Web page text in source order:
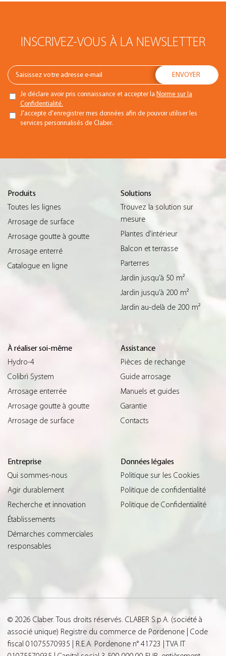
INSCRIVEZ-VOUS À LA NEWSLETTER
Je déclare avoir pris connaissance et accepter la Norme sur la
Confidentialité.
J'accepte d'enregistrer mes données afin de pouvoir utiliser les
services personnalisés de Claber.
Produits
Toutes les lignes
Arrosage de surface
Arrosage goutte à goutte
Arrosage enterré
Catalogue en ligne
Solutions
Trouvez la solution sur
mesure
Plantes d’intérieur
Balcon et terrasse
Parterres
Jardin jusqu’à 50 m²
Jardin jusqu’à 200 m²
Jardin au-delà de 200 m²
À réaliser soi-même
Hydro-4
Colibrì System
Arrosage enterrée
Arrosage goutte à goutte
Arrosage de surface
Assistance
Pièces de rechange
Guide arrosage
Manuels et guides
Garantie
Contacts
Entreprise
Qui sommes-nous
Agir durablement
Recherche et innovation
Établissements
Démarches commerciales
responsables
Données légales
Politique sur les Cookies
Politique de confidentialité
Politique de Confidentialité
© 2026 Claber. Tous droits réservés. CLABER S.p.A. (société à
associé unique) Registre du commerce de Pordenone | Code
fiscal 01075570935 | R.E.A. Pordenone n° 41723 | TVA IT